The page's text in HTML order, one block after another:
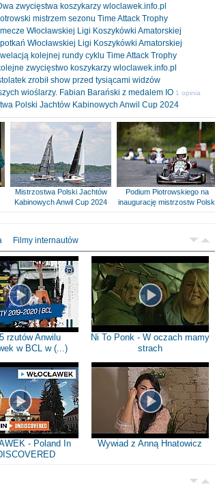
zwycięstwa koszykarzy wloclawek.info.pl
mistrzem sezonu Time Attack Trophy
Włocławskiej Ligi Koszykówki Amatorskiej
Włocławskiej Ligi Koszykówki Amatorskiej
kolejnej rundy cyklu Time Attack Trophy
zwycięstwo koszykarzy wloclawek.info.pl
zrobił show przed tysiącami widzów
wioślarzy. Fabian Barański z medalem IO 1 opinia
Polski Jachtów Kabinowych Anwil Cup 2024
Mistrzostwa Polski Jachtów
Kabinowych Anwil Cup 2024
Podium Piotrowskiego na
inaugurację mistrzostw Polski
Filmy internautów
rzutów Anwilu
w BCL w (...)
Ni To Ponk - W oczach mamy
strach
- Poland In
Wywiad z Anną Hnatowicz